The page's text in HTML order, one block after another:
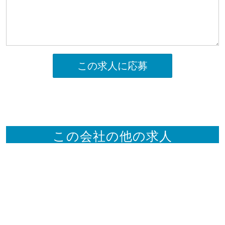
この求人に応募
この会社の他の求人